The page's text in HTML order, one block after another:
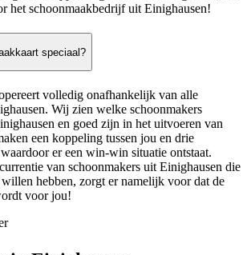
het schoonmaakbedrijf uit Einighausen!
speciaal?
volledig onafhankelijk van alle
Wij zien welke schoonmakers
en goed zijn in het uitvoeren van
een koppeling tussen jou en drie
er een win-win situatie ontstaat.
van schoonmakers uit Einighausen die
hebben, zorgt er namelijk voor dat de
voor jou!